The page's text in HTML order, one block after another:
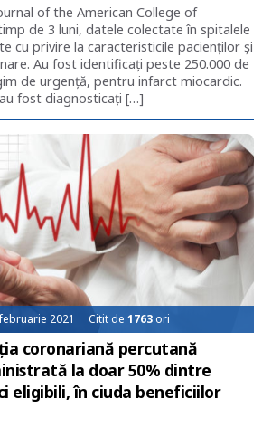
of the American College of
de 3 luni, datele colectate în spitalele
cu privire la caracteristicile pacienților și
Au fost identificați peste 250.000 de
de urgență, pentru infarct miocardic.
fost diagnosticați […]
2021 Citit de1763 ori
coronariană percutană
la doar 50% dintre
eligibili, în ciuda beneficiilor